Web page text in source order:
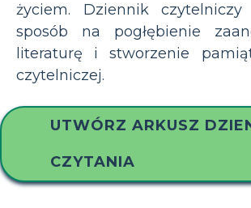
życiem. Dziennik czytelniczy
sposób na pogłębienie
literaturę i stworzenie
czytelniczej.
UTWÓRZ ARKUSZ
CZYTANIA